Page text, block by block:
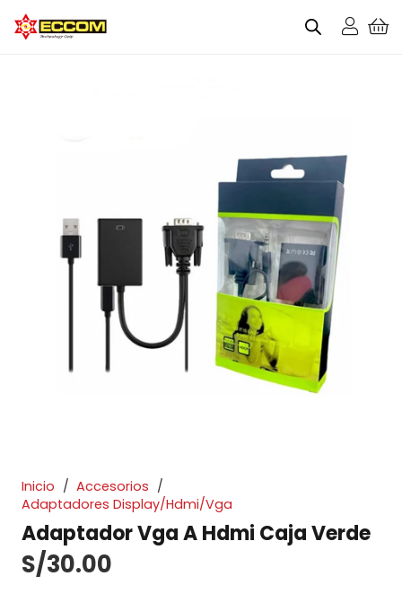
Inicio / Accesorios /
Adaptadores Display/Hdmi/Vga
Adaptador Vga A Hdmi Caja Verde
S/30.00